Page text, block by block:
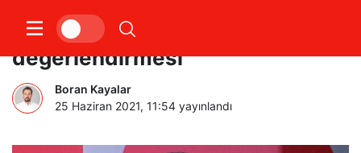
Yıldızlı’dan Kılıçdaroğlu
değerlendirmesi
Boran Kayalar
25 Haziran 2021, 11:54 yayınlandı